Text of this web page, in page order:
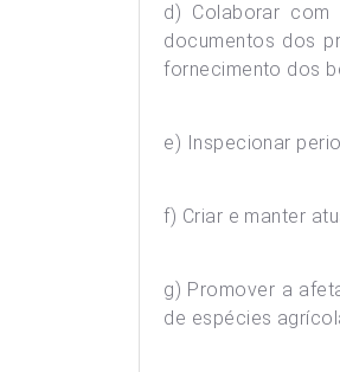
d) Colaborar
documentos dos
fornecimento dos
e) Inspecionar
f) Criar e manter
g) Promover a
de espécies